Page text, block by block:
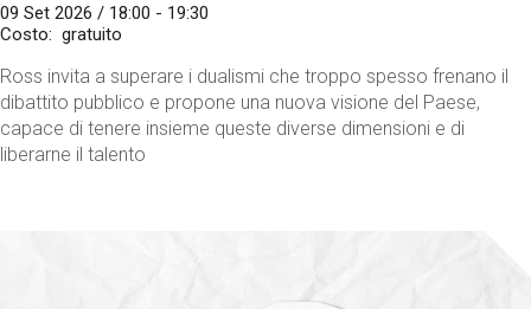
09 Set 2026 / 18:00 - 19:30
Costo
gratuito
Ross invita a superare i dualismi che troppo spesso frenano il
dibattito pubblico e propone una nuova visione del Paese,
capace di tenere insieme queste diverse dimensioni e di
liberarne il talento